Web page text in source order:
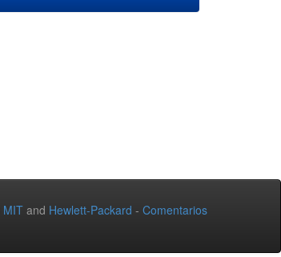
MIT and Hewlett-Packard - Comentarios